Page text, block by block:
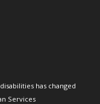
has changed
Services